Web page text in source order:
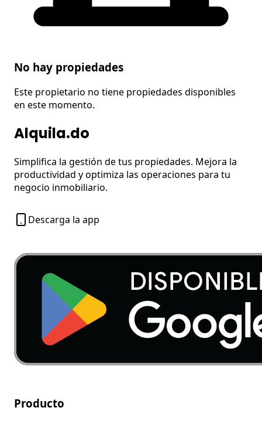
No hay propiedades
Este propietario no tiene propiedades disponibles
en este momento.
Alquila.do
Simplifica la gestión de tus propiedades. Mejora la
productividad y optimiza las operaciones para tu
negocio inmobiliario.
Descarga la app
Producto